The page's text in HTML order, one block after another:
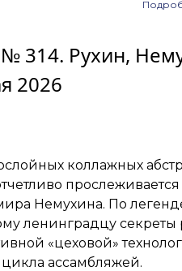
314. Рухин,
2026
коллажных
Немухина. По
ленинградцу секреты
«цеховой»
ассамбляжей.